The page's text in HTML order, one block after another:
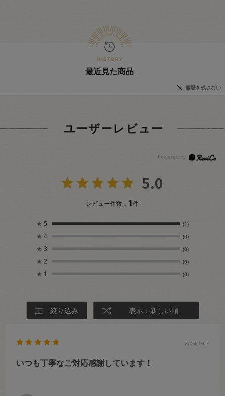
最近見た商品
履歴を残さない
ユーザーレビュー
5.0
レビュー件数： 1件
★ 5 (1)
★ 4 (0)
★ 3 (0)
★ 2 (0)
★ 1 (0)
絞り込み 表示：新しい順
2024.10.7
いつも丁寧なご対応感謝しています！